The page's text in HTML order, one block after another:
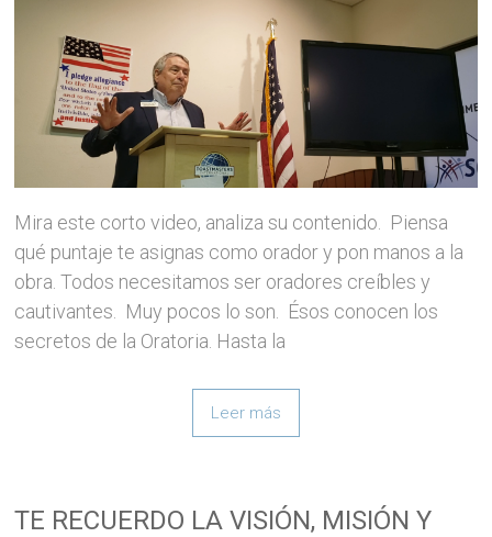
Mira este corto video, analiza su contenido. Piensa
qué puntaje te asignas como orador y pon manos a la
obra. Todos necesitamos ser oradores creíbles y
cautivantes. Muy pocos lo son. Ésos conocen los
secretos de la Oratoria. Hasta la
Leer más
TE RECUERDO LA VISIÓN, MISIÓN Y